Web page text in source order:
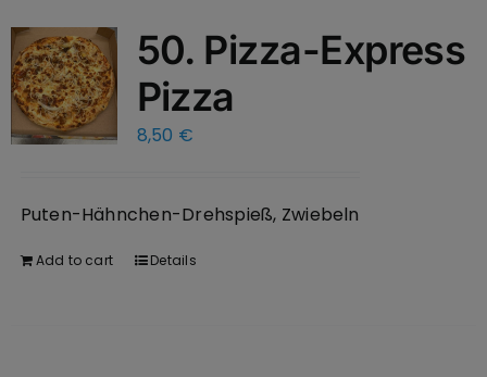
50. Pizza-Express
Pizza
8,50 €
Puten-Hähnchen-Drehspieß, Zwiebeln
Add to cart Details